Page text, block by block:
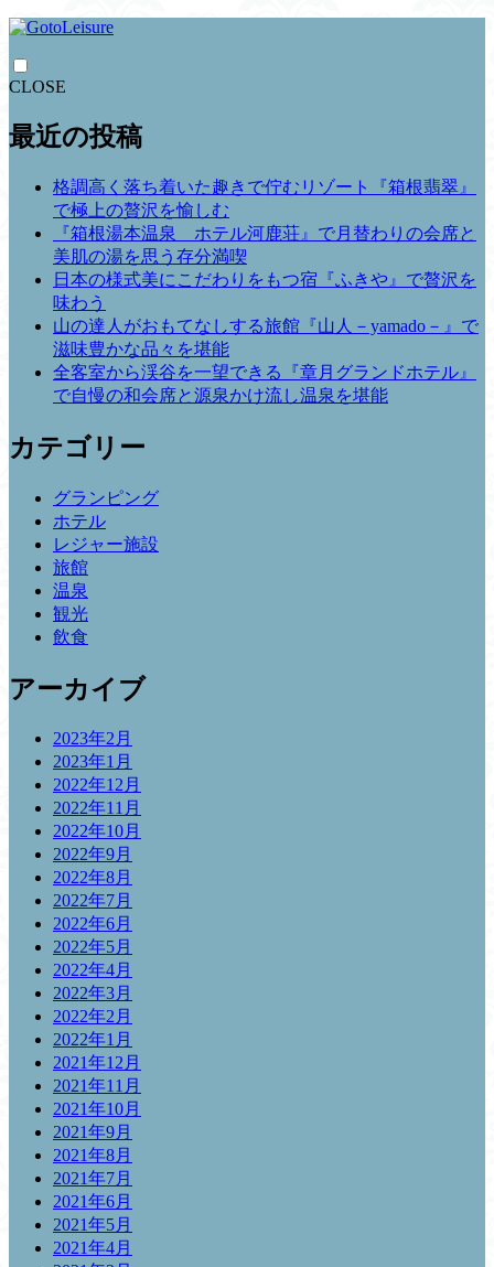
CLOSE
最近の投稿
格調高く落ち着いた趣きで佇むリゾート『箱根翡翠』
で極上の贅沢を愉しむ
『箱根湯本温泉 ホテル河鹿荘』で月替わりの会席と
美肌の湯を思う存分満喫
日本の様式美にこだわりをもつ宿『ふきや』で贅沢を
味わう
山の達人がおもてなしする旅館『山人－yamado－』で
滋味豊かな品々を堪能
全客室から渓谷を一望できる『章月グランドホテル』
で自慢の和会席と源泉かけ流し温泉を堪能
カテゴリー
グランピング
ホテル
レジャー施設
旅館
温泉
観光
飲食
アーカイブ
2023年2月
2023年1月
2022年12月
2022年11月
2022年10月
2022年9月
2022年8月
2022年7月
2022年6月
2022年5月
2022年4月
2022年3月
2022年2月
2022年1月
2021年12月
2021年11月
2021年10月
2021年9月
2021年8月
2021年7月
2021年6月
2021年5月
2021年4月